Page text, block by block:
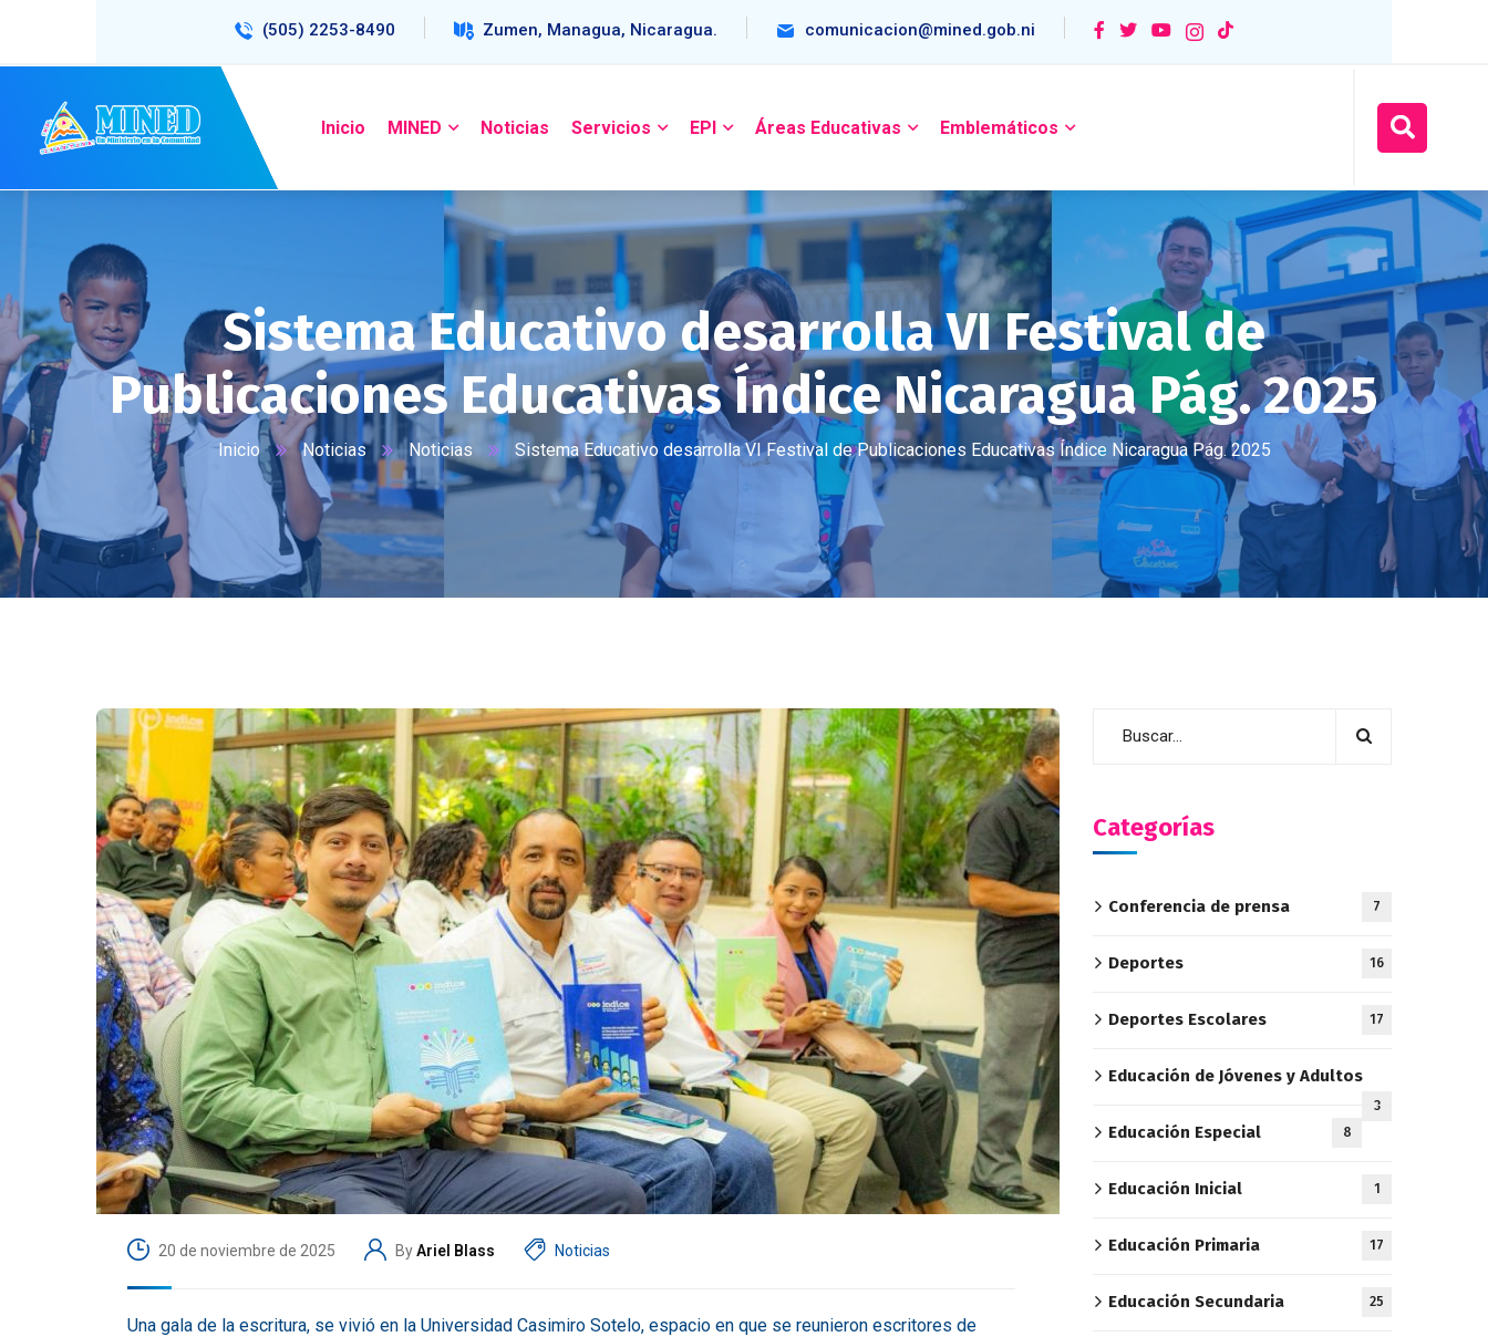
(505) 2253-8490 Zumen, Managua, Nicaragua. comunicacion@mined.gob.ni
Inicio MINED Noticias Servicios EPI Áreas Educativas Emblemáticos
Sistema Educativo desarrolla VI Festival de
Publicaciones Educativas Índice Nicaragua Pág. 2025
Inicio Noticias Noticias Sistema Educativo desarrolla VI Festival de Publicaciones Educativas Índice Nicaragua Pág. 2025
20 de noviembre de 2025 ByAriel Blass Noticias
Una gala de la escritura, se vivió en la Universidad Casimiro Sotelo, espacio en que se reunieron escritores de
Categorías
Conferencia de prensa 7
Deportes 16
Deportes Escolares 17
Educación de Jóvenes y Adultos
3
Educación Especial 8
Educación Inicial 1
Educación Primaria 17
Educación Secundaria 25